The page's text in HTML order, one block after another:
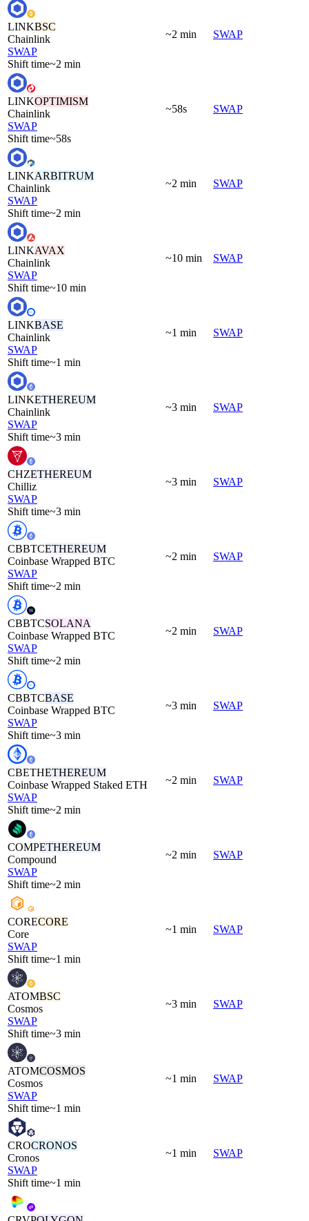
LINKBSC
Chainlink
SWAP
Shift time~2 min
~2 min SWAP
LINKOPTIMISM
Chainlink
SWAP
Shift time~58s
~58s SWAP
LINKARBITRUM
Chainlink
SWAP
Shift time~2 min
~2 min SWAP
LINKAVAX
Chainlink
SWAP
Shift time~10 min
~10 min SWAP
LINKBASE
Chainlink
SWAP
Shift time~1 min
~1 min SWAP
LINKETHEREUM
Chainlink
SWAP
Shift time~3 min
~3 min SWAP
CHZETHEREUM
Chilliz
SWAP
Shift time~3 min
~3 min SWAP
CBBTCETHEREUM
Coinbase Wrapped BTC
SWAP
Shift time~2 min
~2 min SWAP
CBBTCSOLANA
Coinbase Wrapped BTC
SWAP
Shift time~2 min
~2 min SWAP
CBBTCBASE
Coinbase Wrapped BTC
SWAP
Shift time~3 min
~3 min SWAP
CBETHETHEREUM
Coinbase Wrapped Staked ETH
SWAP
Shift time~2 min
~2 min SWAP
COMPETHEREUM
Compound
SWAP
Shift time~2 min
~2 min SWAP
CORECORE
Core
SWAP
Shift time~1 min
~1 min SWAP
ATOMBSC
Cosmos
SWAP
Shift time~3 min
~3 min SWAP
ATOMCOSMOS
Cosmos
SWAP
Shift time~1 min
~1 min SWAP
CROCRONOS
Cronos
SWAP
Shift time~1 min
~1 min SWAP